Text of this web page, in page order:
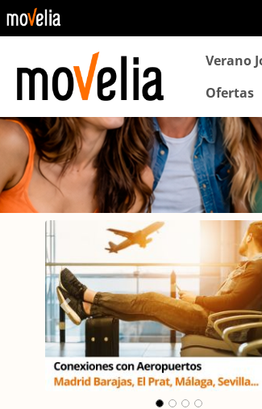
Verano
Ofertas
Carrusel Agencias
Aeropuertos
Anterior